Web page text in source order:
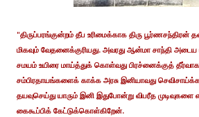
"திருப்பரங்குன்றம் தீப உரிமைக்காக திரு பூர்ணசந்திரன்
மிகவும் வேதனைக்குரியது. அவரது ஆன்மா சாந்தி அடைய
சமயம் உயிரை மாய்த்துக் கொள்வது பிரச்னைக்குத்
சம்பிரதாயங்களைக் காக்க அரசு இனியாவது
தயவுசெய்து யாரும் இனி இதுபோன்று விபரீத
கைகூப்பிக் கேட்டுக்கொள்கிறேன்.